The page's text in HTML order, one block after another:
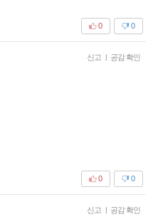
0
0
신고 | 공감 확인
0
0
신고 | 공감 확인